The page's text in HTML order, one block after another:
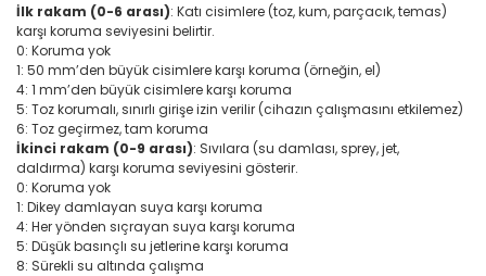
İlk rakam (0-6 arası): Katı cisimlere (toz, kum, parçacık, temas)
karşı koruma seviyesini belirtir.
0: Koruma yok
1: 50 mm’den büyük cisimlere karşı koruma (örneğin, el)
4: 1 mm’den büyük cisimlere karşı koruma
5: Toz korumalı, sınırlı girişe izin verilir (cihazın çalışmasını etkilemez)
6: Toz geçirmez, tam koruma
İkinci rakam (0-9 arası): Sıvılara (su damlası, sprey, jet,
daldırma) karşı koruma seviyesini gösterir.
0: Koruma yok
1: Dikey damlayan suya karşı koruma
4: Her yönden sıçrayan suya karşı koruma
5: Düşük basınçlı su jetlerine karşı koruma
8: Sürekli su altında çalışma